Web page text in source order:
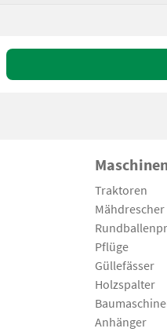
Traktoren
Mähdrescher
Pflüge
Güllefässer
Holzspalter
Anhänger